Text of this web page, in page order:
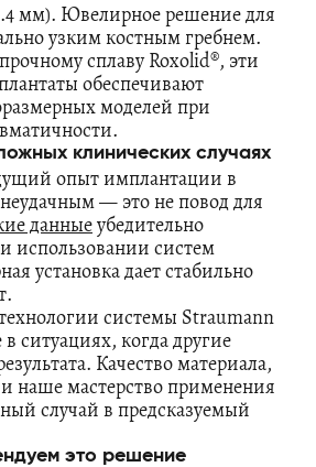
мм). Ювелирное решение для
узким костным гребнем.
сплаву Roxolid®, эти
обеспечивают
моделей при
клинических случаях
опыт имплантации в
— это не повод для
данныеубедительно
использовании систем
установка дает стабильно
системы Straumann
ситуациях, когда другие
Качество материала,
наше мастерство применения
случай в предсказуемый
это решение